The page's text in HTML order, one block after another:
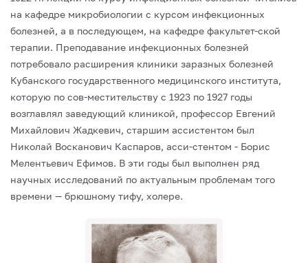
на кафедре микробиологии с курсом инфекционных
болезней, а в последующем, на кафедре факультет-ской
терапии. Преподавание инфекционных болезней
потребовало расширения клиники заразных болезней
Кубанского государственного медицинского института,
которую по сов-местительству с 1923 по 1927 годы
возглавлял заведующий клиникой, профессор Евгений
Михайлович Жадкевич, старшим ассистентом был
Николай Восканович Каспаров, асси-стентом - Борис
Мелентьевич Ефимов. В эти годы был выполнен ряд
научных исследований по актуальным проблемам того
времени — брюшному тифу, холере.